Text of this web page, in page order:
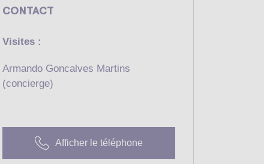
CONTACT
Visites :
Armando Goncalves Martins
(concierge)
Afficher le téléphone